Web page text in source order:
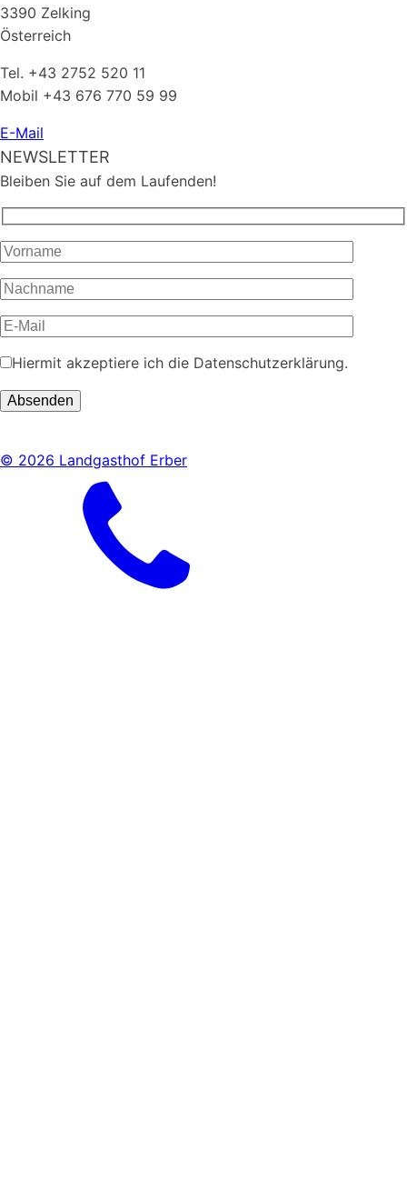
3390 Zelking
Österreich
Tel. +43 2752 520 11
Mobil +43 676 770 59 99
E-Mail
NEWSLETTER
Bleiben Sie auf dem Laufenden!
Hiermit akzeptiere ich die Datenschutzerklärung.
© 2026 Landgasthof Erber